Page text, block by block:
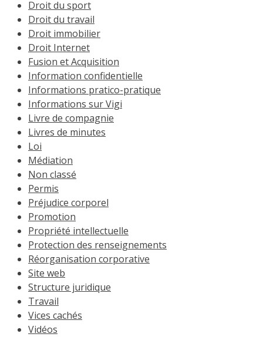
Droit du sport
Droit du travail
Droit immobilier
Droit Internet
Fusion et Acquisition
Information confidentielle
Informations pratico-pratique
Informations sur Vigi
Livre de compagnie
Livres de minutes
Loi
Médiation
Non classé
Permis
Préjudice corporel
Promotion
Propriété intellectuelle
Protection des renseignements
Réorganisation corporative
Site web
Structure juridique
Travail
Vices cachés
Vidéos